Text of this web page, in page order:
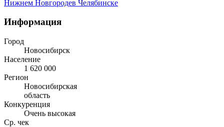
Нижнем Новгородев Челябинске
Информация
Город
Новосибирск
Население
1 620 000
Регион
Новосибирская
область
Конкуренция
Очень высокая
Ср. чек